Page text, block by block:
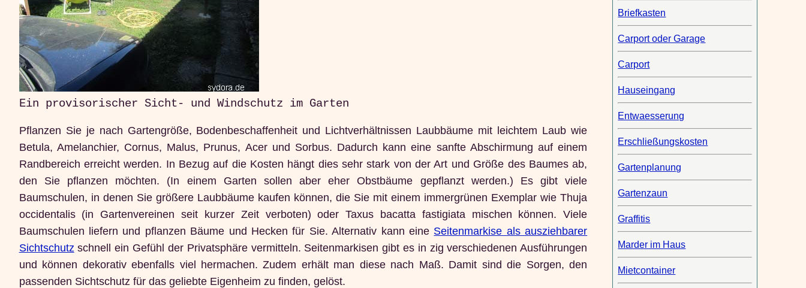
Ein provisorischer Sicht- und Windschutz im Garten
Pflanzen Sie je nach Gartengröße, Bodenbeschaffenheit und Lichtverhältnissen Laubbäume mit leichtem Laub wie
Betula, Amelanchier, Cornus, Malus, Prunus, Acer und Sorbus. Dadurch kann eine sanfte Abschirmung auf einem
Randbereich erreicht werden. In Bezug auf die Kosten hängt dies sehr stark von der Art und Größe des Baumes ab,
den Sie pflanzen möchten. (In einem Garten sollen aber eher Obstbäume gepflanzt werden.) Es gibt viele
Baumschulen, in denen Sie größere Laubbäume kaufen können, die Sie mit einem immergrünen Exemplar wie Thuja
occidentalis (in Gartenvereinen seit kurzer Zeit verboten) oder Taxus bacatta fastigiata mischen können. Viele
Baumschulen liefern und pflanzen Bäume und Hecken für Sie. Alternativ kann eine Seitenmarkise als ausziehbarer
Sichtschutz schnell ein Gefühl der Privatsphäre vermitteln. Seitenmarkisen gibt es in zig verschiedenen Ausführungen
und können dekorativ ebenfalls viel hermachen. Zudem erhält man diese nach Maß. Damit sind die Sorgen, den
passenden Sichtschutz für das geliebte Eigenheim zu finden, gelöst.
Briefkasten
Carport oder Garage
Carport
Hauseingang
Entwaesserung
Erschließungskosten
Gartenplanung
Gartenzaun
Graffitis
Marder im Haus
Mietcontainer